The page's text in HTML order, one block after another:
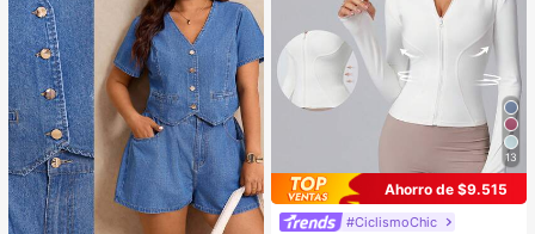
13
Ahorro de $9.515
#CiclismoChic